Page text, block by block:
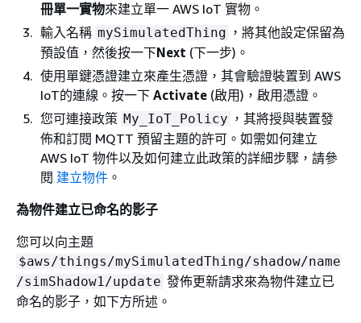
冊單一實物來建立單一 AWS IoT 實物。
輸入名稱 mySimulatedThing ，將其他設定保留為
預設值，然後按一下Next (下一步)。
使用單鍵憑證建立來產生憑證，其會驗證裝置到 AWS
IoT的連線。按一下 Activate (啟用)，啟用憑證。
您可連接政策 My_IoT_Policy ，其將授與裝置發
佈和訂閱 MQTT 預留主題的許可。如需如何建立
AWS IoT 物件以及如何建立此政策的詳細步驟，請參
閱 建立物件 。
為物件建立已命名的影子
您可以向主題
$aws/things/mySimulatedThing/shadow/name
/simShadow1/update 發佈更新請求來為物件建立已
命名的影子，如下方所述。